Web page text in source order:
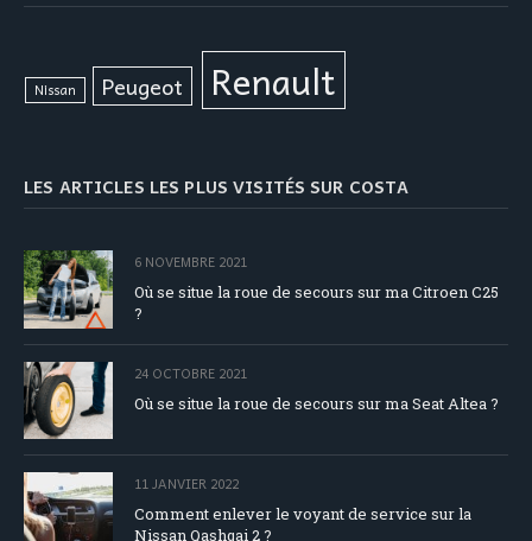
Nissan Peugeot Renault
LES ARTICLES LES PLUS VISITÉS SUR COSTA
6 NOVEMBRE 2021
Où se situe la roue de secours sur ma Citroen C25
?
24 OCTOBRE 2021
Où se situe la roue de secours sur ma Seat Altea ?
11 JANVIER 2022
Comment enlever le voyant de service sur la
Nissan Qashqai 2 ?